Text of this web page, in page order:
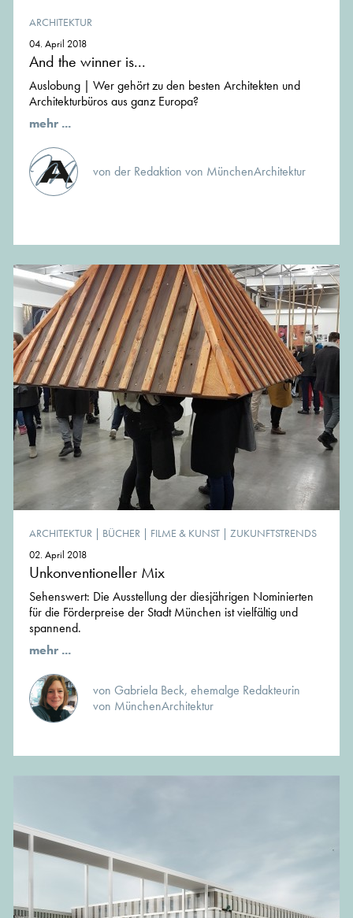
ARCHITEKTUR
04. April 2018
And the winner is...
Auslobung | Wer gehört zu den besten Architekten und
Architekturbüros aus ganz Europa?
mehr ...
von der Redaktion von MünchenArchitektur
ARCHITEKTUR | BÜCHER | FILME & KUNST | ZUKUNFTSTRENDS
02. April 2018
Unkonventioneller Mix
Sehenswert: Die Ausstellung der diesjährigen Nominierten
für die Förderpreise der Stadt München ist vielfältig und
spannend.
mehr ...
von Gabriela Beck, ehemalge Redakteurin
von MünchenArchitektur